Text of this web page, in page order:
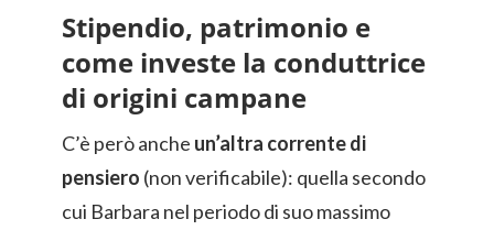
Stipendio, patrimonio e
come investe la conduttrice
di origini campane
C’è però anche un’altra corrente di
pensiero (non verificabile): quella secondo
cui Barbara nel periodo di suo massimo